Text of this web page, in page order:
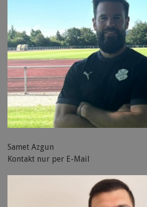
Samet Azgun
Kontakt nur per E-Mail